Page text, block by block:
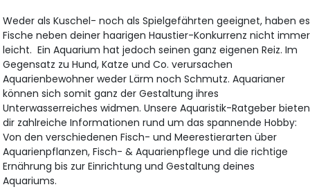
Weder als Kuschel- noch als Spielgefährten geeignet, haben es
Fische neben deiner haarigen Haustier-Konkurrenz nicht immer
leicht. Ein Aquarium hat jedoch seinen ganz eigenen Reiz. Im
Gegensatz zu Hund, Katze und Co. verursachen
Aquarienbewohner weder Lärm noch Schmutz. Aquarianer
können sich somit ganz der Gestaltung ihres
Unterwasserreiches widmen. Unsere Aquaristik-Ratgeber bieten
dir zahlreiche Informationen rund um das spannende Hobby:
Von den verschiedenen Fisch- und Meerestierarten über
Aquarienpflanzen, Fisch- & Aquarienpflege und die richtige
Ernährung bis zur Einrichtung und Gestaltung deines
Aquariums.